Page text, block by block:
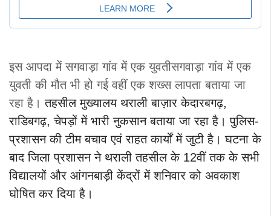
इस आपदा में सगवाड़ा गांव में एक युवतीसगवाड़ा गांव में एक
युवती की मौत भी हो गई वहीं एक शख्स लापता बताया जा
रहा है। तहसील मुख्यालय थराली बाज़ार केदारबगढ़,
राडिबगढ़, चेपड़ों में भारी नुकसान बताया जा रहा है। पुलिस-
प्रशासन की टीम बचाव एवं राहत कार्यों में जुटी है। घटना के
बाद जिला प्रशासन ने थराली तहसील के 12वीं तक के सभी
विद्यालयों और आंगनबाड़ी केंद्रों में शनिवार को अवकाश
घोषित कर दिया है।